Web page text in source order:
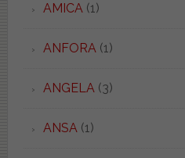
AMICA(1)
ANFORA(1)
ANGELA(3)
ANSA(1)